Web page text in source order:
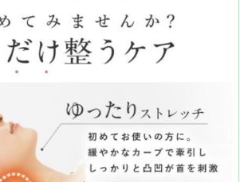
e
s
k
m
bl
r
b
o
d
n
dr
p.
io